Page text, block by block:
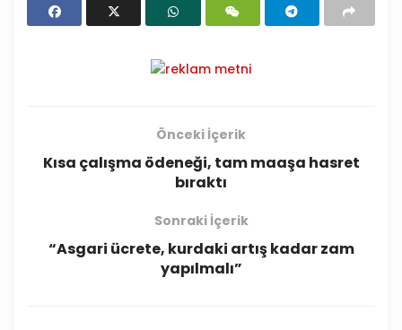
Önceki İçerik
Kısa çalışma ödeneği, tam maaşa hasret
bıraktı
Sonraki İçerik
“Asgari ücrete, kurdaki artış kadar zam
yapılmalı”